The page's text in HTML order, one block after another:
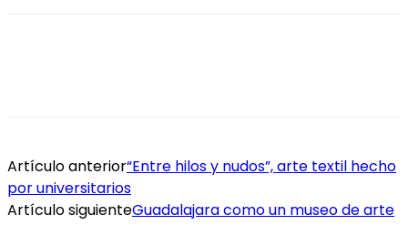
Artículo anterior“Entre hilos y nudos”, arte textil hecho
por universitarios
Artículo siguienteGuadalajara como un museo de arte